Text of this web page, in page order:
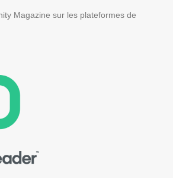
Magazine sur les plateformes de